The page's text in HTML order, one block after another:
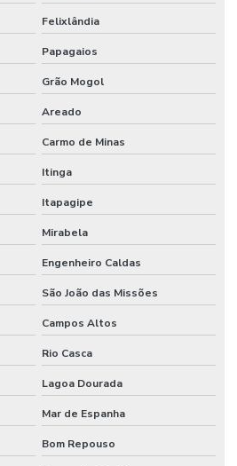
Felixlândia
Papagaios
Grão Mogol
Areado
Carmo de Minas
Itinga
Itapagipe
Mirabela
Engenheiro Caldas
São João das Missões
Campos Altos
Rio Casca
Lagoa Dourada
Mar de Espanha
Bom Repouso